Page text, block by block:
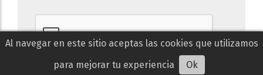
Al navegar en este sitio aceptas las cookies que utilizamos
para mejorar tu experiencia
Ok